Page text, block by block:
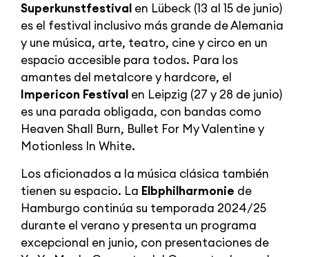
Superkunstfestival en Lübeck (13 al 15 de junio)
es el festival inclusivo más grande de Alemania
y une música, arte, teatro, cine y circo en un
espacio accesible para todos. Para los
amantes del metalcore y hardcore, el
Impericon Festival en Leipzig (27 y 28 de junio)
es una parada obligada, con bandas como
Heaven Shall Burn, Bullet For My Valentine y
Motionless In White.
Los aficionados a la música clásica también
tienen su espacio. La Elbphilharmonie de
Hamburgo continúa su temporada 2024/25
durante el verano y presenta un programa
excepcional en junio, con presentaciones de